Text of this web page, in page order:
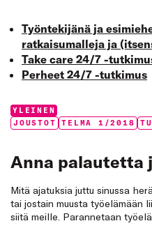
Työntekijänä ja
ratkaisumalleja ja
Take care 24/7 -
Perheet 24/7 -tutkimus
Categories:
YLEINEN
Tags:
JOUSTOT TELMA 1/2018
Anna palautetta
Mitä ajatuksia juttu sinussa
tai jostain muusta työelämään
siitä meille. Parannetaan